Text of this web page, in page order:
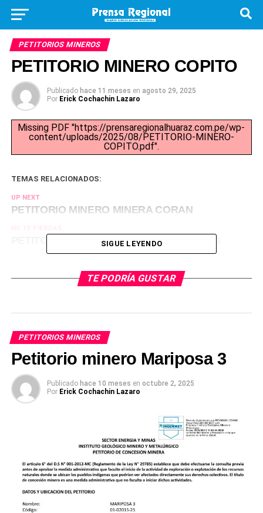
PETITORIOS MINEROS
PETITORIO MINERO COPITO
Publicado hace 11 meses en agosto 29, 2025
Por Erick Cochachin Lazaro
Missing PDF "https://prensaregionalhuaraz.com.pe/wp-
content/uploads/2025/08/PETITORIO-MINERO-
COPITO.pdf".
TEMAS RELACIONADOS:
UP NEXT
PETITORIO MINERO MINERA CORAN
PETITORIO COMPAÑÍA MINERA YOMARZA
SIGUE LEYENDO
TE PODRÍA GUSTAR
PETITORIOS MINEROS
Petitorio minero Mariposa 3
Publicado hace 10 meses en octubre 2, 2025
Por Erick Cochachin Lazaro